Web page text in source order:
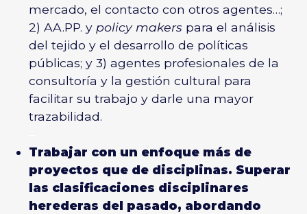
mercado, el contacto con otros agentes…;
2) AA.PP. y policy makers para el análisis
del tejido y el desarrollo de políticas
públicas; y 3) agentes profesionales de la
consultoría y la gestión cultural para
facilitar su trabajo y darle una mayor
trazabilidad.
Trabajar con un enfoque más de
proyectos que de disciplinas. Superar
las clasificaciones disciplinares
herederas del pasado, abordando